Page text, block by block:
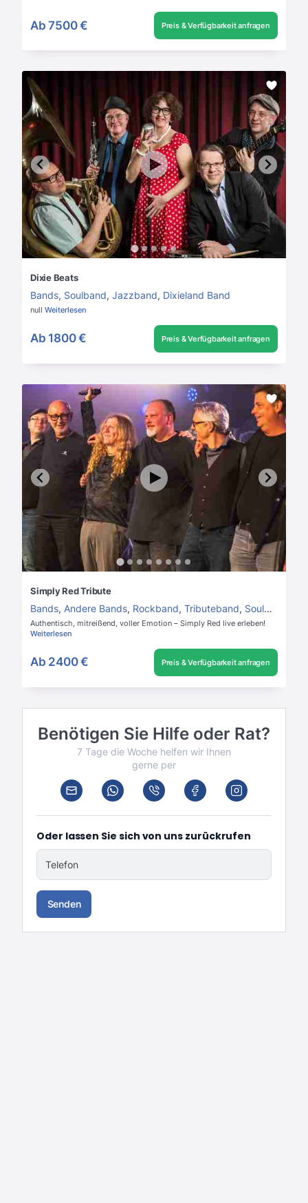
Ab 7500 € Preis & Verfügbarkeit anfragen
Dixie Beats
Bands, Soulband, Jazzband, Dixieland Band
null Weiterlesen
Ab 1800 € Preis & Verfügbarkeit anfragen
Simply Red Tribute
Bands, Andere Bands, Rockband, Tributeband, Soulband
Authentisch, mitreißend, voller Emotion – Simply Red live erleben!
Weiterlesen
Ab 2400 € Preis & Verfügbarkeit anfragen
Benötigen Sie Hilfe oder Rat?
7 Tage die Woche helfen wir Ihnen
gerne per
Oder lassen Sie sich von uns zurückrufen
Telefon
Senden